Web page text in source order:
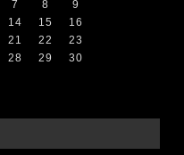
7 8
9
14 15
16
21 22
23
28 29
30